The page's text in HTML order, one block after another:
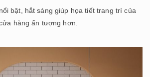
bật, hắt sáng giúp họa tiết trang trí của
hàng ấn tượng hơn.